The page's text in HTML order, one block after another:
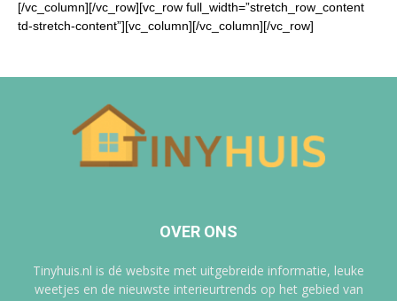
[/vc_column][/vc_row][vc_row full_width=”stretch_row_content
td-stretch-content”][vc_column][/vc_column][/vc_row]
OVER ONS
Tinyhuis.nl is dé website met uitgebreide informatie, leuke
weetjes en de nieuwste interieurtrends op het gebied van